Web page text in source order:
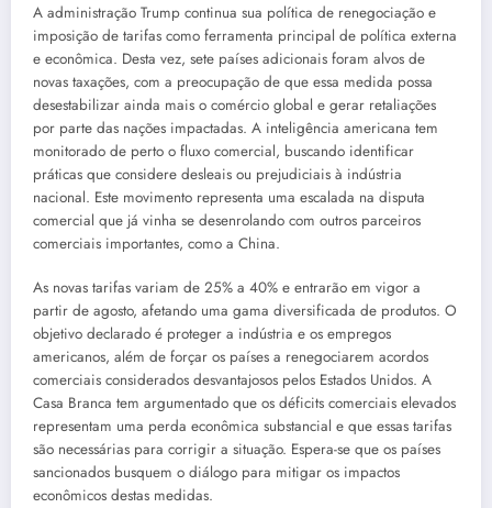
A administração Trump continua sua política de renegociação e
imposição de tarifas como ferramenta principal de política externa
e econômica. Desta vez, sete países adicionais foram alvos de
novas taxações, com a preocupação de que essa medida possa
desestabilizar ainda mais o comércio global e gerar retaliações
por parte das nações impactadas. A inteligência americana tem
monitorado de perto o fluxo comercial, buscando identificar
práticas que considere desleais ou prejudiciais à indústria
nacional. Este movimento representa uma escalada na disputa
comercial que já vinha se desenrolando com outros parceiros
comerciais importantes, como a China.
As novas tarifas variam de 25% a 40% e entrarão em vigor a
partir de agosto, afetando uma gama diversificada de produtos. O
objetivo declarado é proteger a indústria e os empregos
americanos, além de forçar os países a renegociarem acordos
comerciais considerados desvantajosos pelos Estados Unidos. A
Casa Branca tem argumentado que os déficits comerciais elevados
representam uma perda econômica substancial e que essas tarifas
são necessárias para corrigir a situação. Espera-se que os países
sancionados busquem o diálogo para mitigar os impactos
econômicos destas medidas.